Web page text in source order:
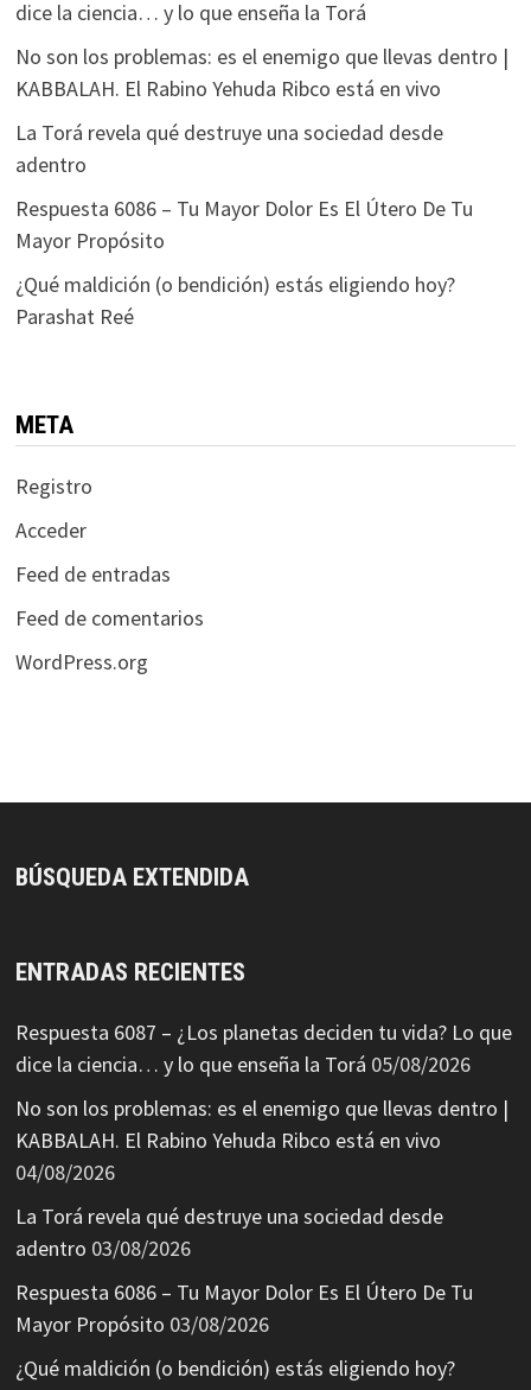
dice la ciencia… y lo que enseña la Torá
No son los problemas: es el enemigo que llevas dentro |
KABBALAH. El Rabino Yehuda Ribco está en vivo
La Torá revela qué destruye una sociedad desde
adentro
Respuesta 6086 – Tu Mayor Dolor Es El Útero De Tu
Mayor Propósito
¿Qué maldición (o bendición) estás eligiendo hoy?
Parashat Reé
META
Registro
Acceder
Feed de entradas
Feed de comentarios
WordPress.org
BÚSQUEDA EXTENDIDA
ENTRADAS RECIENTES
Respuesta 6087 – ¿Los planetas deciden tu vida? Lo que
dice la ciencia… y lo que enseña la Torá 05/08/2026
No son los problemas: es el enemigo que llevas dentro |
KABBALAH. El Rabino Yehuda Ribco está en vivo
04/08/2026
La Torá revela qué destruye una sociedad desde
adentro 03/08/2026
Respuesta 6086 – Tu Mayor Dolor Es El Útero De Tu
Mayor Propósito 03/08/2026
¿Qué maldición (o bendición) estás eligiendo hoy?